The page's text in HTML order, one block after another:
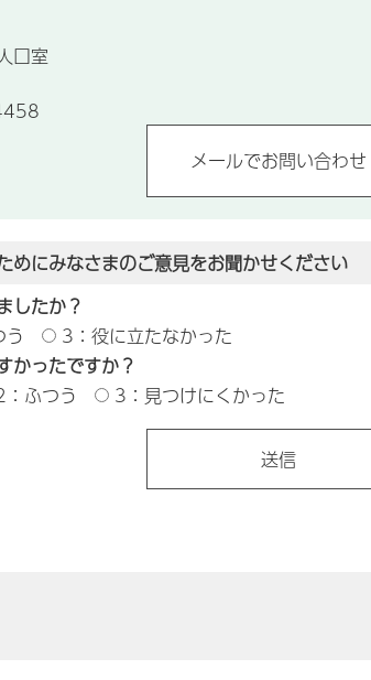
口室
めにみなさまのご意見をお聞かせください
したか？
3：役に立たなかった
かったですか？
：ふつう 3：見つけにくかった